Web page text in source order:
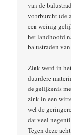
van de
voorburcht (de
een weinig
het landhoofd
balustraden
Zink werd in
duurdere
de gelijkenis
zink in een
wel de
dat veel
Tegen deze